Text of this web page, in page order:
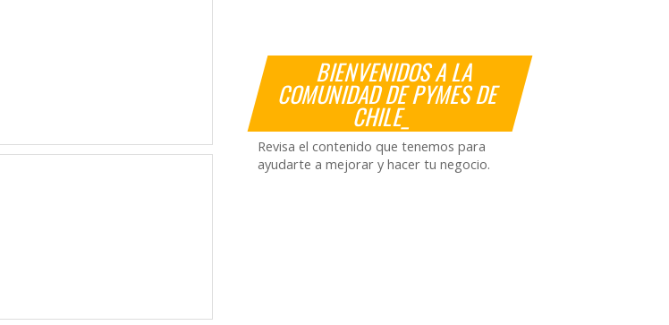
BIENVENIDOS A LA
COMUNIDAD DE PYMES DE
CHILE_
Revisa el contenido que tenemos para
ayudarte a mejorar y hacer tu negocio.